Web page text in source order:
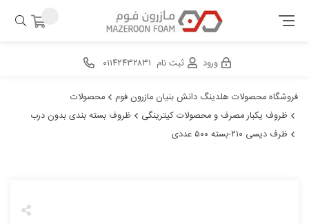
ورود ثبت نام ۰۱۱۴۲۴۳۲۸۳۱
فروشگاه محصولات هلدینگ دانش بنیان مازرون فوم
محصولات
ظروف یکبار مصرف و محصولات کیترینگی
ظروف بسته بندی بدون درب
ظرف دیسی ۲۱۰-بسته ۵۰۰ عددی